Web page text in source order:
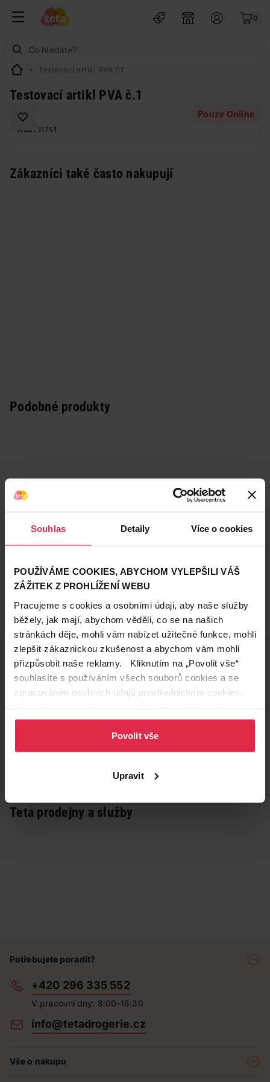
Souhlas Detaily Více o cookies
POUŽÍVÁME COOKIES, ABYCHOM VYLEPŠILI VÁŠ
ZÁŽITEK Z PROHLÍŽENÍ WEBU
Pracujeme s cookies a osobními údaji, aby naše služby
běžely, jak mají, abychom věděli, co se na našich
stránkách děje, mohli vám nabízet užitečné funkce, mohli
zlepšit zákaznickou zkušenost a abychom vám mohli
přizpůsobit naše reklamy. Kliknutím na „Povolit vše“
souhlasíte s používáním všech souborů cookies a se
zpracováním osobních údajů prostřednictvím cookies.
osobních údajů.
Povolit vše
Upravit
0
Testovací artikl PVA č.1
Testovací artikl PVA č.1
Pouze Online
Kód: 11751
Zákazníci také často nakupují
Podobné produkty
Doručení zdarma
při nákupu nad 1 200 Kč
Věrnostní slevy
ušetřete s Teta klubem
Teta prodejny a služby
Potřebujete poradit?
+420 296 335 552
V pracovní dny: 8:00–16:30
info@tetadrogerie.cz
Vše o nákupu